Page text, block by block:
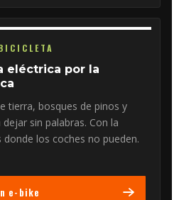
eléctrica por la
tierra, bosques de pinos y
sin palabras. Con la
donde los coches no pueden.
e-bike